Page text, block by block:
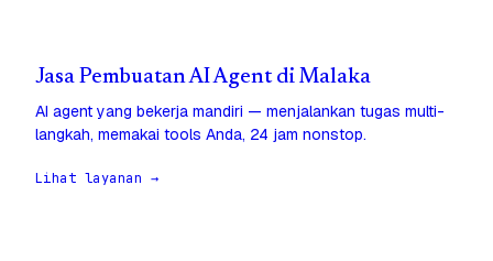
Jasa Pembuatan AI Agent di Malaka
AI agent yang bekerja mandiri — menjalankan tugas multi-
langkah, memakai tools Anda, 24 jam nonstop.
Lihat layanan →